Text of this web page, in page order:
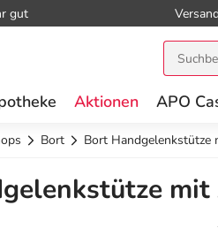
gut
Aktionen APO
Bort Bort Handgelenkstütze